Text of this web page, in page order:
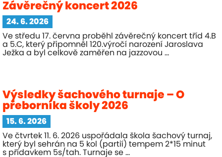
Závěrečný koncert 2026
24. 6. 2026
Ve středu 17. června proběhl závěrečný koncert tříd 4.B
a 5.C, který připomněl 120.výročí narození Jaroslava
Ježka a byl celkově zaměřen na jazzovou ...
Výsledky šachového turnaje – O
přeborníka školy 2026
15. 6. 2026
Ve čtvrtek 11. 6. 2026 uspořádala škola šachový turnaj,
který byl sehrán na 5 kol (partií) tempem 2*15 minut
s přídavkem 5s/tah. Turnaje se ...